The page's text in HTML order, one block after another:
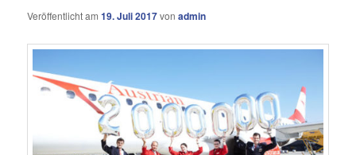
Veröffentlicht am19. Juli 2017vonadmin